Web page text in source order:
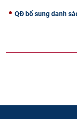
QĐ bổ sung danh